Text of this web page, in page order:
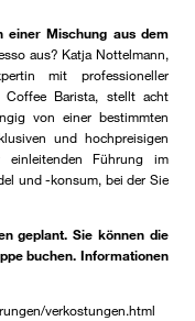
einer Mischung aus dem
aus? Katja Nottelmann,
mit professioneller
Coffee Barista, stellt acht
von einer bestimmten
und hochpreisigen
Führung im
und -konsum, bei der Sie
geplant. Sie können die
buchen. Informationen
verkostungen.html